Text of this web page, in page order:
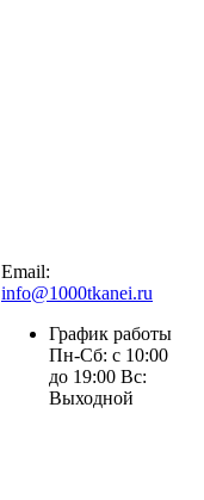
Email:
info@1000tkanei.ru
График работы
Пн-Сб: с 10:00
до 19:00 Вс:
Выходной